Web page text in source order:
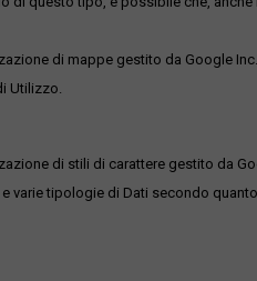
di mappe gestito da Google
Utilizzo.
di stili di carattere gestito da
varie tipologie di Dati secondo